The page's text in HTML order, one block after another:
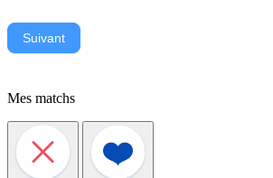
Suivant
Mes matchs